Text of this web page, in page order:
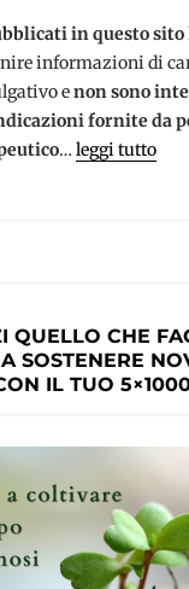
in questo sito
informazioni di
enon sono
fornite da
…leggi tutto
QUELLO CHE
SOSTENERE
IL TUO